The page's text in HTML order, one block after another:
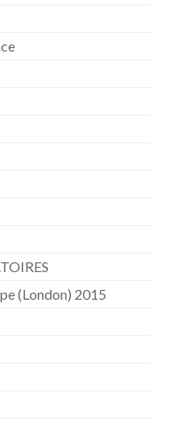
(London) 2015